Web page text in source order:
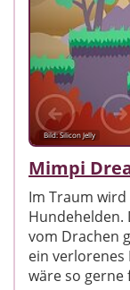
Bild: Silicon Jelly
Mimpi
Im Traum
Hundehelden.
vom Drachen
ein
wäre so gerne